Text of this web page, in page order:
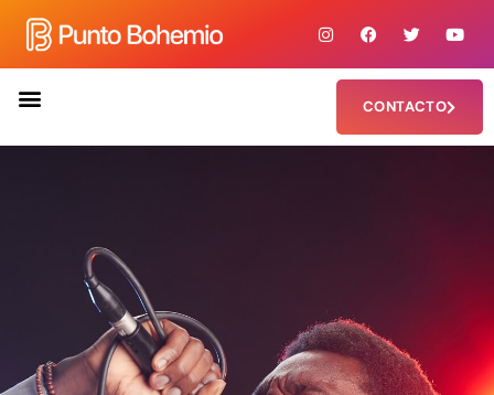
CONTACTO